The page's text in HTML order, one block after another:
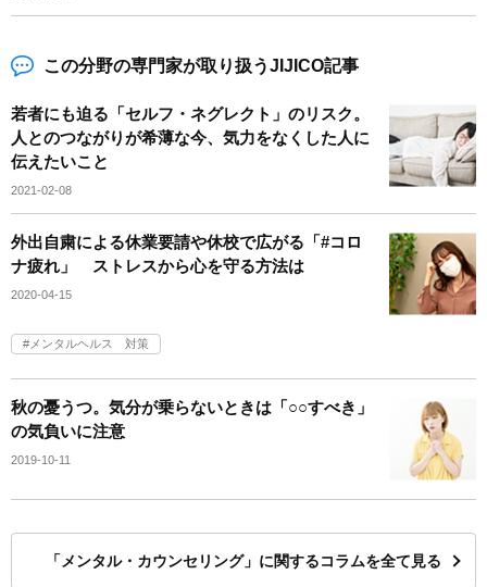
この分野の専門家が取り扱うJIJICO記事
若者にも迫る「セルフ・ネグレクト」のリスク。
人とのつながりが希薄な今、気力をなくした人に
伝えたいこと
2021-02-08
外出自粛による休業要請や休校で広がる「#コロ
ナ疲れ」 ストレスから心を守る方法は
2020-04-15
メンタルヘルス 対策
秋の憂うつ。気分が乗らないときは「○○すべき」
の気負いに注意
2019-10-11
「メンタル・カウンセリング」に関するコラムを全て見る